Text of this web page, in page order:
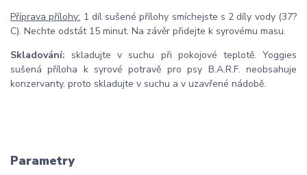
Příprava přílohy: 1 díl sušené přílohy smíchejste s 2 díly vody (37?
C). Nechte odstát 15 minut. Na závěr přidejte k syrovému masu.
Skladování: skladujte v suchu při pokojové teplotě. Yoggies
sušená příloha k syrové potravě pro psy B.A.R.F. neobsahuje
konzervanty. proto skladujte v suchu a v uzavřené nádobě.
Parametry